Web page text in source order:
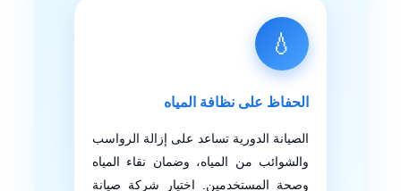
💧
الحفاظ على نظافة المياه
الصيانة الدورية تساعد على إزالة الرواسب
والشوائب من المياه، وضمان نقاء المياه
وصحة المستخدمين. اختيار شركة صيانة